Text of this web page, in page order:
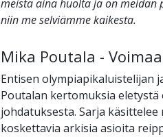
meistä aina huolta ja on meidän
niin me selviämme kaikesta.
Mika Poutala -
Entisen olympiapikaluistelijan
Poutalan kertomuksia eletystä
johdatuksesta. Sarja käsittelee
koskettavia arkisia asioita